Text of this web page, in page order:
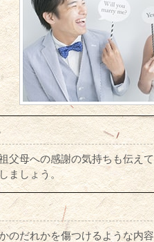
父母への感謝の気持ちも伝え
ましょう。
のだれかを傷つけるような内